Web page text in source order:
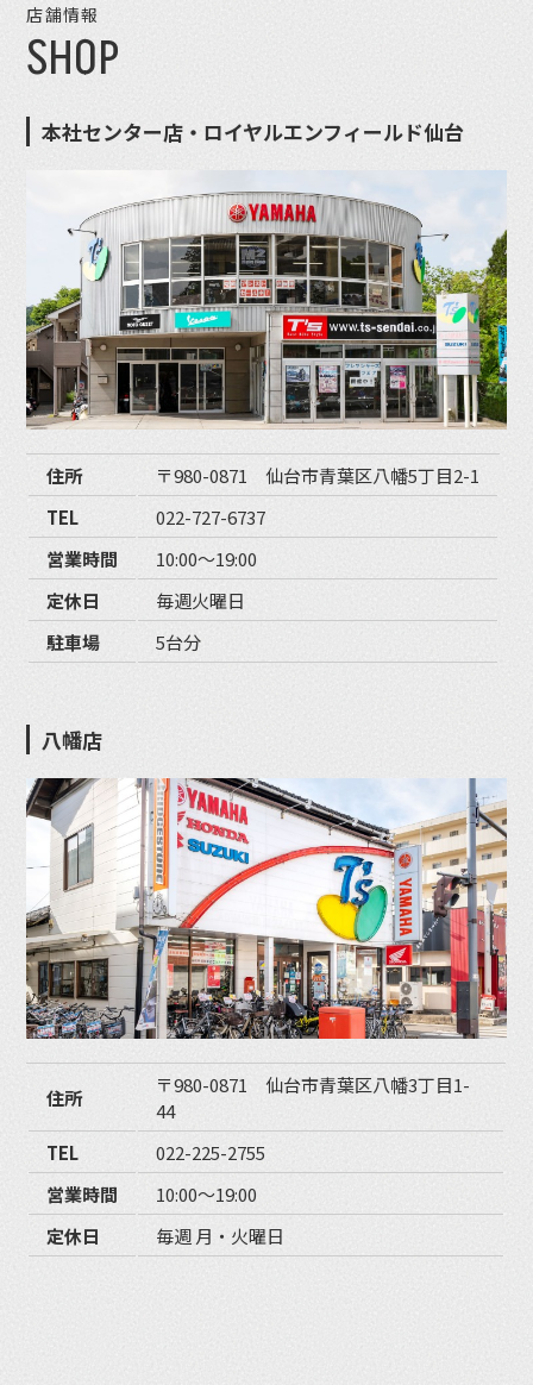
店舗情報
SHOP
本社センター店・ロイヤルエンフィールド仙台
住所
〒980-0871 仙台市青葉区八幡5丁目2-1
TEL
022-727-6737
営業時間
10:00〜19:00
定休日
毎週火曜日
駐車場
5台分
八幡店
住所
〒980-0871 仙台市青葉区八幡3丁目1-
44
TEL
022-225-2755
営業時間
10:00〜19:00
定休日
毎週 月・火曜日